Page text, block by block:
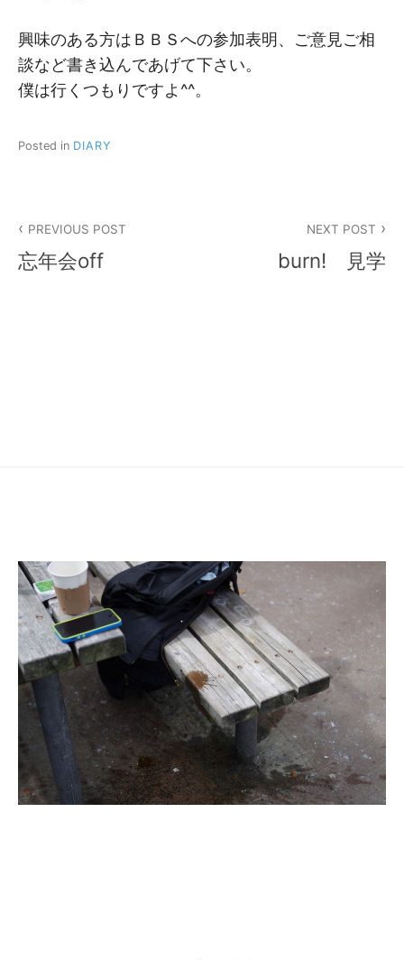
興味のある方はＢＢＳへの参加表明、ご意見ご相
談など書き込んであげて下さい。
僕は行くつもりですよ^^。
Posted in DIARY
稿
PREVIOUS POST
忘年会off
NEXT POST
burn! 見学